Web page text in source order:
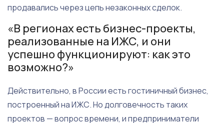
продавались через цепь незаконных сделок.
«В регионах есть бизнес-проекты,
реализованные на ИЖС, и они
успешно функционируют: как это
возможно?»
Действительно, в России есть гостиничный бизнес,
построенный на ИЖС. Но долговечность таких
проектов — вопрос времени, и предприниматели